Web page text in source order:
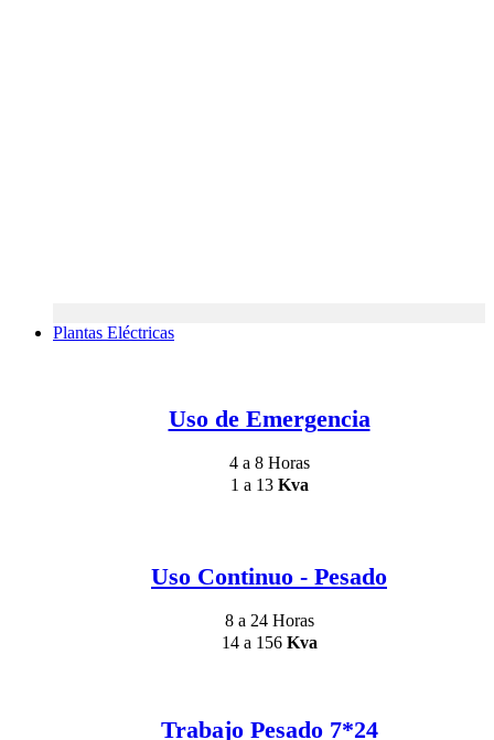
Plantas Eléctricas
Uso de Emergencia
4 a 8 Horas
1 a 13 Kva
Uso Continuo - Pesado
8 a 24 Horas
14 a 156 Kva
Trabajo Pesado 7*24